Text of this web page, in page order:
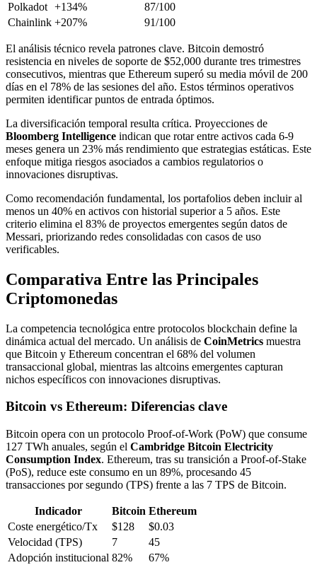
Polkadot +134%
87/100
Chainlink +207% 91/100
El análisis técnico revela patrones clave. Bitcoin demostró
resistencia en niveles de soporte de $52,000 durante tres trimestres
consecutivos, mientras que Ethereum superó su media móvil de 200
días en el 78% de las sesiones del año. Estos términos operativos
permiten identificar puntos de entrada óptimos.
La diversificación temporal resulta crítica. Proyecciones de
Bloomberg Intelligence indican que rotar entre activos cada 6-9
meses genera un 23% más rendimiento que estrategias estáticas. Este
enfoque mitiga riesgos asociados a cambios regulatorios o
innovaciones disruptivas.
Como recomendación fundamental, los portafolios deben incluir al
menos un 40% en activos con historial superior a 5 años. Este
criterio elimina el 83% de proyectos emergentes según datos de
Messari, priorizando redes consolidadas con casos de uso
verificables.
Comparativa Entre las Principales
Criptomonedas
La competencia tecnológica entre protocolos blockchain define la
dinámica actual del mercado. Un análisis de CoinMetrics muestra
que Bitcoin y Ethereum concentran el 68% del volumen
transaccional global, mientras las altcoins emergentes capturan
nichos específicos con innovaciones disruptivas.
Bitcoin vs Ethereum: Diferencias clave
Bitcoin opera con un protocolo Proof-of-Work (PoW) que consume
127 TWh anuales, según el Cambridge Bitcoin Electricity
Consumption Index. Ethereum, tras su transición a Proof-of-Stake
(PoS), reduce este consumo en un 89%, procesando 45
transacciones por segundo (TPS) frente a las 7 TPS de Bitcoin.
Indicador Bitcoin Ethereum
Coste energético/Tx
$128
$0.03
Velocidad (TPS)
7
45
Adopción institucional 82% 67%